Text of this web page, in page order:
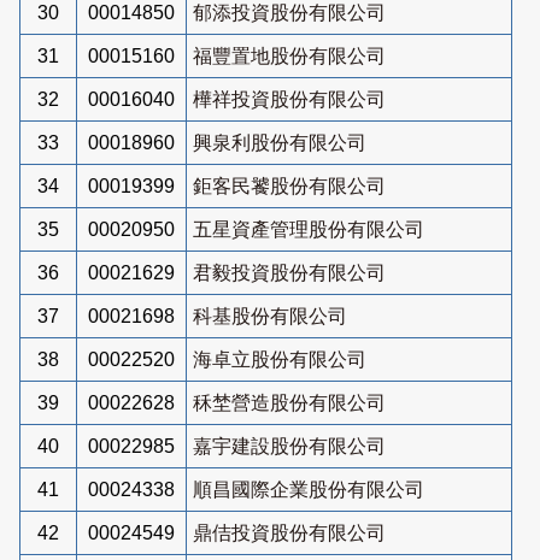
30 00014850 郁添投資股份有限公司
31 00015160 福豐置地股份有限公司
32 00016040 樺祥投資股份有限公司
33 00018960 興泉利股份有限公司
34 00019399 鉅客民饕股份有限公司
35 00020950 五星資產管理股份有限公司
36 00021629 君毅投資股份有限公司
37 00021698 科基股份有限公司
38 00022520 海卓立股份有限公司
39 00022628 秝埜營造股份有限公司
40 00022985 嘉宇建設股份有限公司
41 00024338 順昌國際企業股份有限公司
42 00024549 鼎佶投資股份有限公司